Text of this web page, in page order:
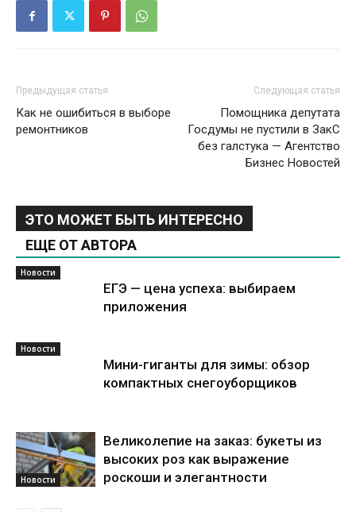
Предыдущая статья
Как не ошибиться в выборе
ремонтников
Следующая статья
Помощника депутата
Госдумы не пустили в ЗакС
без галстука — Агентство
Бизнес Новостей
ЭТО МОЖЕТ БЫТЬ ИНТЕРЕСНО
ЕЩЕ ОТ АВТОРА
Новости
ЕГЭ — цена успеха: выбираем
приложения
Новости
Мини-гиганты для зимы: обзор
компактных снегоуборщиков
Новости
Великолепие на заказ: букеты из
высоких роз как выражение
роскоши и элегантности